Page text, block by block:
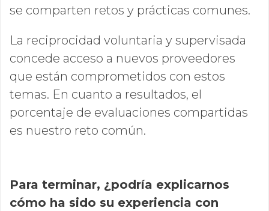
se comparten retos y prácticas comunes.
La reciprocidad voluntaria y supervisada
concede acceso a nuevos proveedores
que están comprometidos con estos
temas. En cuanto a resultados, el
porcentaje de evaluaciones compartidas
es nuestro reto común.
Para terminar, ¿podría explicarnos
cómo ha sido su experiencia con